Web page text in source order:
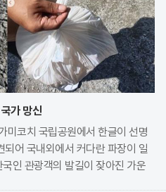
가 망신
미코치 국립공원에서 한글이 선명
어 국내외에서 커다란 파장이 일
인 관광객의 발길이 잦아진 가운